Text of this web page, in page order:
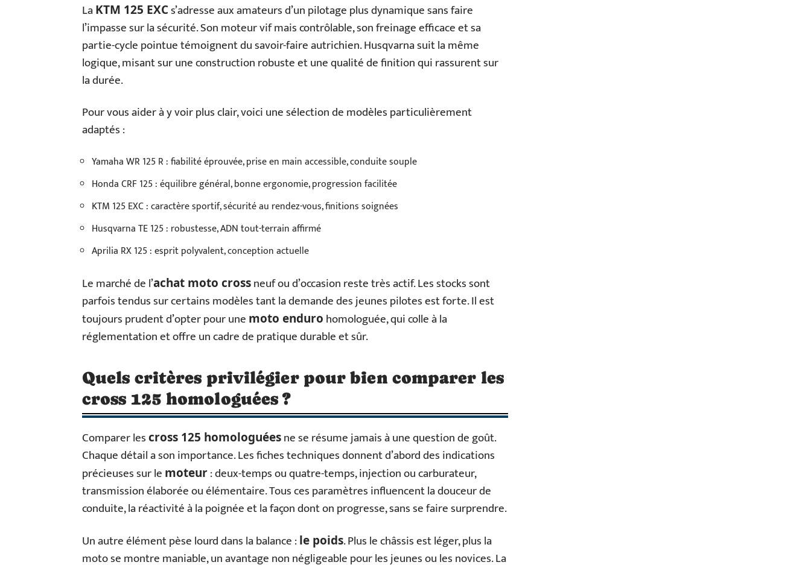
LaKTM 125 EXCs’adresse aux amateurs d’un pilotage plus dynamique sans faire
l’impasse sur la sécurité. Son moteur vif mais contrôlable, son freinage efficace et sa
partie-cycle pointue témoignent du savoir-faire autrichien. Husqvarna suit la même
logique, misant sur une construction robuste et une qualité de finition qui rassurent sur
la durée.
Pour vous aider à y voir plus clair, voici une sélection de modèles particulièrement
adaptés :
Yamaha WR 125 R : fiabilité éprouvée, prise en main accessible, conduite souple
Honda CRF 125 : équilibre général, bonne ergonomie, progression facilitée
KTM 125 EXC : caractère sportif, sécurité au rendez-vous, finitions soignées
Husqvarna TE 125 : robustesse, ADN tout-terrain affirmé
Aprilia RX 125 : esprit polyvalent, conception actuelle
Le marché de l’achat moto crossneuf ou d’occasion reste très actif. Les stocks sont
parfois tendus sur certains modèles tant la demande des jeunes pilotes est forte. Il est
toujours prudent d’opter pour une moto enduro homologuée, qui colle à la
réglementation et offre un cadre de pratique durable et sûr.
Quels critères privilégier pour bien comparer les
cross 125 homologuées ?
Comparer lescross 125 homologuéesne se résume jamais à une question de goût.
Chaque détail a son importance. Les fiches techniques donnent d’abord des indications
précieuses sur le moteur: deux-temps ou quatre-temps, injection ou carburateur,
transmission élaborée ou élémentaire. Tous ces paramètres influencent la douceur de
conduite, la réactivité à la poignée et la façon dont on progresse, sans se faire surprendre.
Un autre élément pèse lourd dans la balance :le poids. Plus le châssis est léger, plus la
moto se montre maniable, un avantage non négligeable pour les jeunes ou les novices. La